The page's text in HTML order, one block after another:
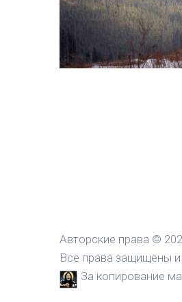
Авторские права ©
Все права защищены и
За копирование